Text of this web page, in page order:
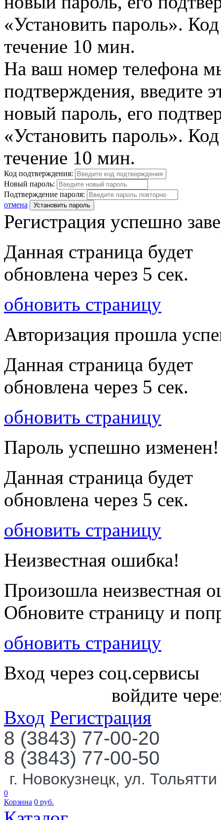
«Установить пароль».
течение 10 мин.
На ваш номер телефона
подтверждения, введите
новый пароль, его
«Установить пароль».
течение 10 мин.
Код подтверждения:
Новый пароль:
Подтверждение пароля:
отмена
Установить пароль
Регистрация успешно
Данная страница будет
обновлена через 5 сек.
обновить страницу
Авторизация прошла
Данная страница будет
обновлена через 5 сек.
обновить страницу
Пароль успешно изменен!
Данная страница будет
обновлена через 5 сек.
обновить страницу
Неизвестная ошибка!
Произошла неизвестная
Обновите страницу и
обновить страницу
Вход через соц.сервисы
войдите
Вход Регистрация
8 (3843) 77-00-20
8 (3843) 77-00-50
г. Новокузнецк, ул.
0
Корзина 0 руб.